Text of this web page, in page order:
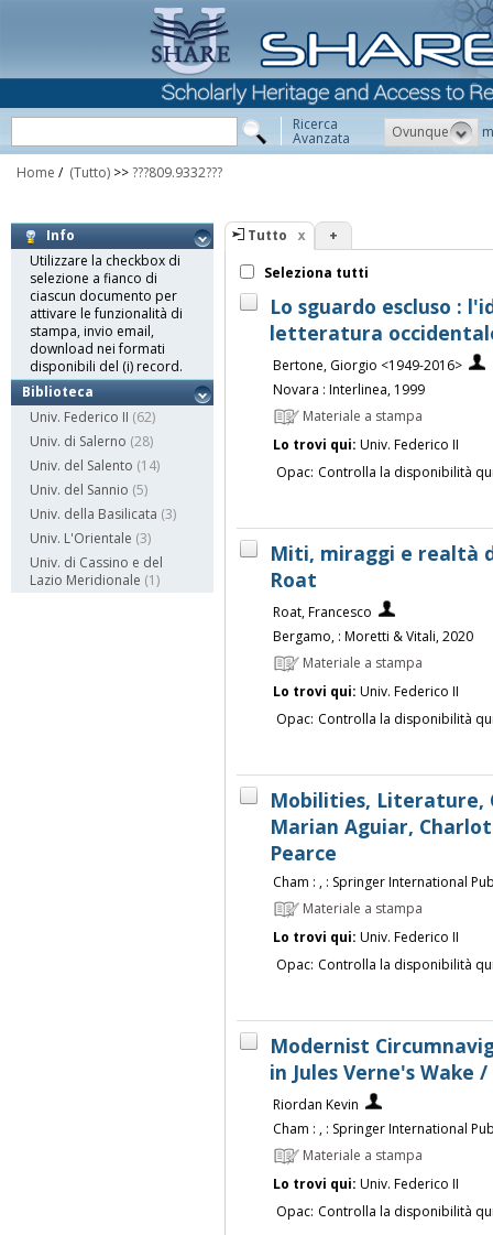
Ricerca
Avanzata Ovunque
Home / (Tutto) >> ???809.9332???
Info
Utilizzare la checkbox di
selezione a fianco di
ciascun documento per
attivare le funzionalità di
stampa, invio email,
download nei formati
disponibili del (i) record.
Biblioteca
Univ. Federico II (62)
Univ. di Salerno (28)
Univ. del Salento (14)
Univ. del Sannio (5)
Univ. della Basilicata (3)
Univ. L'Orientale (3)
Univ. di Cassino e del
Lazio Meridionale (1)
Tutto +
Seleziona tutti
Lo sguardo escluso :
letteratura
Bertone, Giorgio <1949-2016>
Novara : Interlinea, 1999
Materiale a stampa
Lo trovi qui: Univ. Federico II
Opac: Controlla la disponibilità
Miti, miraggi e realtà
Roat
Roat, Francesco
Bergamo, : Moretti & Vitali, 2020
Materiale a stampa
Lo trovi qui: Univ. Federico II
Opac: Controlla la disponibilità
Mobilities, Literature,
Marian Aguiar,
Pearce
Cham : , : Springer International
Materiale a stampa
Lo trovi qui: Univ. Federico II
Opac: Controlla la disponibilità
Modernist
in Jules Verne's Wake
Riordan Kevin
Cham : , : Springer International
Materiale a stampa
Lo trovi qui: Univ. Federico II
Opac: Controlla la disponibilità